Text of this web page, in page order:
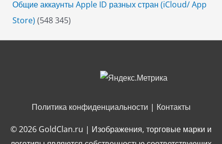
Общие аккаунты Apple ID разных стран (iCloud/ App
Store) (548 345)
Политика конфиденциальности | Контакты
© 2026 GoldClan.ru | Изображения, торговые марки и